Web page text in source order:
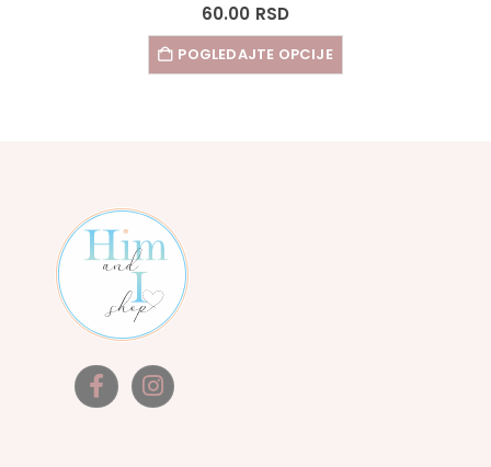
60.00 RSD
POGLEDAJTE OPCIJE